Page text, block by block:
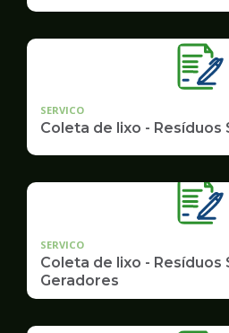
SERVICO
Coleta de lixo - Resíduos
SERVICO
Coleta de lixo - Resíduos
Geradores